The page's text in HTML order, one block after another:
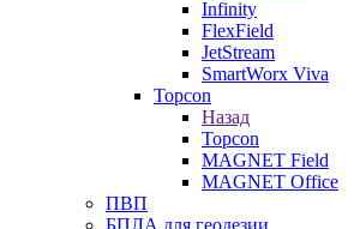
Infinity
FlexField
JetStream
SmartWorx Viva
Topcon
Назад
Topcon
MAGNET Field
MAGNET Office
ПВП
БПЛА для геодезии